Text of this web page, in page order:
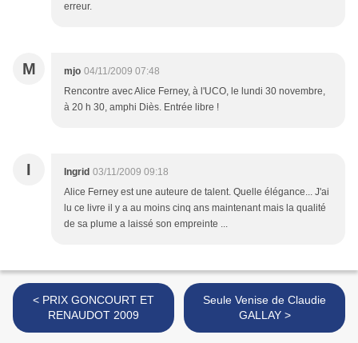
erreur.
M mjo 04/11/2009 07:48
Rencontre avec Alice Ferney, à l'UCO, le lundi 30 novembre,
à 20 h 30, amphi Diès. Entrée libre !
I Ingrid 03/11/2009 09:18
Alice Ferney est une auteure de talent. Quelle élégance... J'ai
lu ce livre il y a au moins cinq ans maintenant mais la qualité
de sa plume a laissé son empreinte ...
< PRIX GONCOURT ET
RENAUDOT 2009
Seule Venise de Claudie
GALLAY >